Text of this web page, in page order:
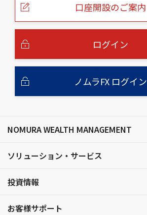
口座開設のご案内
ログイン
ノムラFX ログイン
NOMURA WEALTH MANAGEMENT
ソリューション・サービス
投資情報
お客様サポート